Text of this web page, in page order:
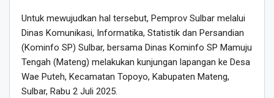
Untuk mewujudkan hal tersebut, Pemprov Sulbar melalui
Dinas Komunikasi, Informatika, Statistik dan Persandian
(Kominfo SP) Sulbar, bersama Dinas Kominfo SP Mamuju
Tengah (Mateng) melakukan kunjungan lapangan ke Desa
Wae Puteh, Kecamatan Topoyo, Kabupaten Mateng,
Sulbar, Rabu 2 Juli 2025.